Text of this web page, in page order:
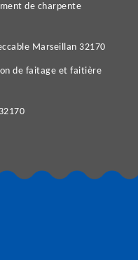
de charpente
Marseillan 32170
de faitage et faitière